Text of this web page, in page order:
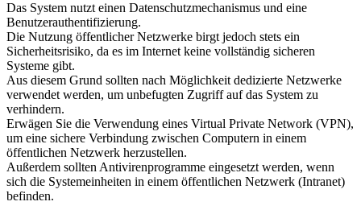
Das System nutzt einen Datenschutzmechanismus und eine
Benutzerauthentifizierung.
Die Nutzung öffentlicher Netzwerke birgt jedoch stets ein
Sicherheitsrisiko, da es im Internet keine vollständig sicheren
Systeme gibt.
Aus diesem Grund sollten nach Möglichkeit dedizierte Netzwerke
verwendet werden, um unbefugten Zugriff auf das System zu
verhindern.
Erwägen Sie die Verwendung eines Virtual Private Network (VPN),
um eine sichere Verbindung zwischen Computern in einem
öffentlichen Netzwerk herzustellen.
Außerdem sollten Antivirenprogramme eingesetzt werden, wenn
sich die Systemeinheiten in einem öffentlichen Netzwerk (Intranet)
befinden.